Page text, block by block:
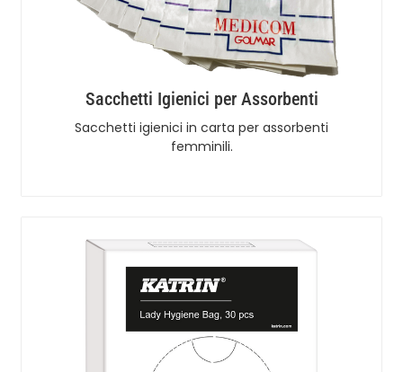
Sacchetti Igienici per Assorbenti
Sacchetti igienici in carta per assorbenti
femminili.